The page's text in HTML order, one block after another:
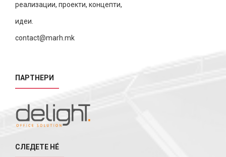
реализации, проекти, концепти,
идеи.
contact@marh.mk
ПАРТНЕРИ
СЛЕДЕТЕ НÉ